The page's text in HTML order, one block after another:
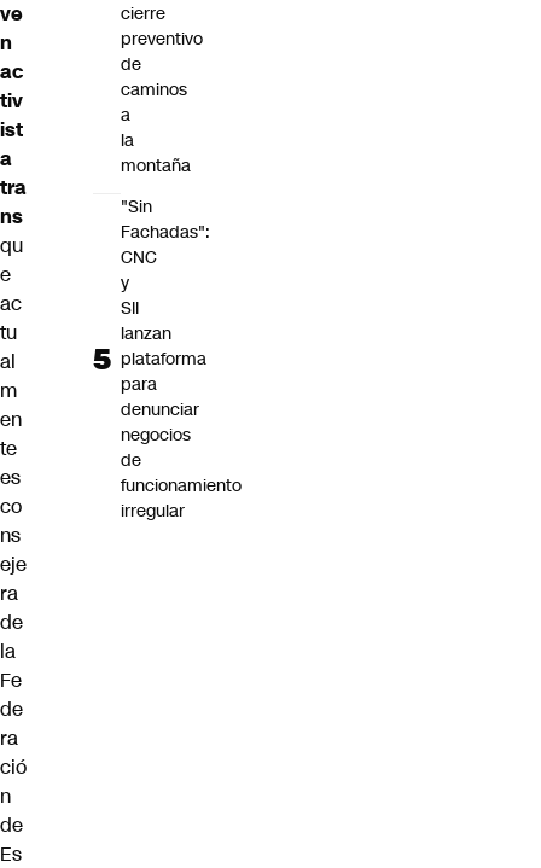
ve
n
ac
tiv
ist
a
tra
ns
qu
e
ac
tu
al
m
en
te
es
co
ns
eje
ra
de
la
Fe
de
ra
ció
n
de
Es
cierre
preventivo
de
caminos
a
la
montaña
"Sin
Fachadas":
CNC
y
SII
lanzan
plataforma
para
denunciar
negocios
de
funcionamiento
irregular